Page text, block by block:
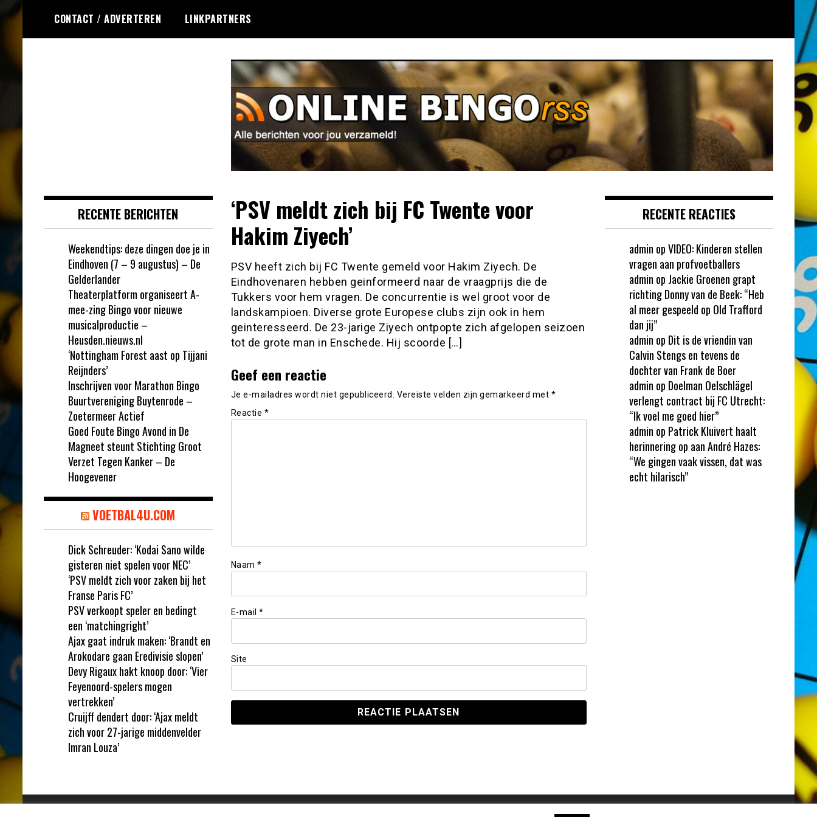
Ga
de
CONTACT / ADVERTEREN LINKPARTNERS
‘PSV meldt zich bij FC Twente voor
Hakim Ziyech’
PSV heeft zich bij FC Twente gemeld voor Hakim Ziyech. De
Eindhovenaren hebben geinformeerd naar de vraagprijs die de
Tukkers voor hem vragen. De concurrentie is wel groot voor de
landskampioen. Diverse grote Europese clubs zijn ook in hem
geinteresseerd. De 23-jarige Ziyech ontpopte zich afgelopen seizoen
tot de grote man in Enschede. Hij scoorde […]
Geef een reactie
Je e-mailadres wordt niet gepubliceerd. Vereiste velden zijn gemarkeerd met *
Reactie *
Naam *
E-mail *
Site
RECENTE BERICHTEN
Weekendtips: deze dingen doe je in
Eindhoven (7 – 9 augustus) – De
Gelderlander
Theaterplatform organiseert A-
mee-zing Bingo voor nieuwe
musicalproductie –
Heusden.nieuws.nl
‘Nottingham Forest aast op Tijjani
Reijnders’
Inschrijven voor Marathon Bingo
Buurtvereniging Buytenrode –
Zoetermeer Actief
Goed Foute Bingo Avond in De
Magneet steunt Stichting Groot
Verzet Tegen Kanker – De
Hoogevener
VOETBAL4U.COM
Dick Schreuder: ‘Kodai Sano wilde
gisteren niet spelen voor NEC’
‘PSV meldt zich voor zaken bij het
Franse Paris FC’
PSV verkoopt speler en bedingt
een ‘matchingright’
Ajax gaat indruk maken: ‘Brandt en
Arokodare gaan Eredivisie slopen’
Devy Rigaux hakt knoop door: ‘Vier
Feyenoord-spelers mogen
vertrekken’
Cruijff dendert door: ‘Ajax meldt
zich voor 27-jarige middenvelder
Imran Louza’
RECENTE REACTIES
admin opVIDEO: Kinderen stellen
vragen aan profvoetballers
admin op Jackie Groenen grapt
richting Donny van de Beek: “Heb
al meer gespeeld op Old Trafford
dan jij”
admin op Dit is de vriendin van
Calvin Stengs en tevens de
dochter van Frank de Boer
admin op Doelman Oelschlägel
verlengt contract bij FC Utrecht:
“Ik voel me goed hier”
admin op Patrick Kluivert haalt
herinnering op aan André Hazes:
“We gingen vaak vissen, dat was
echt hilarisch”